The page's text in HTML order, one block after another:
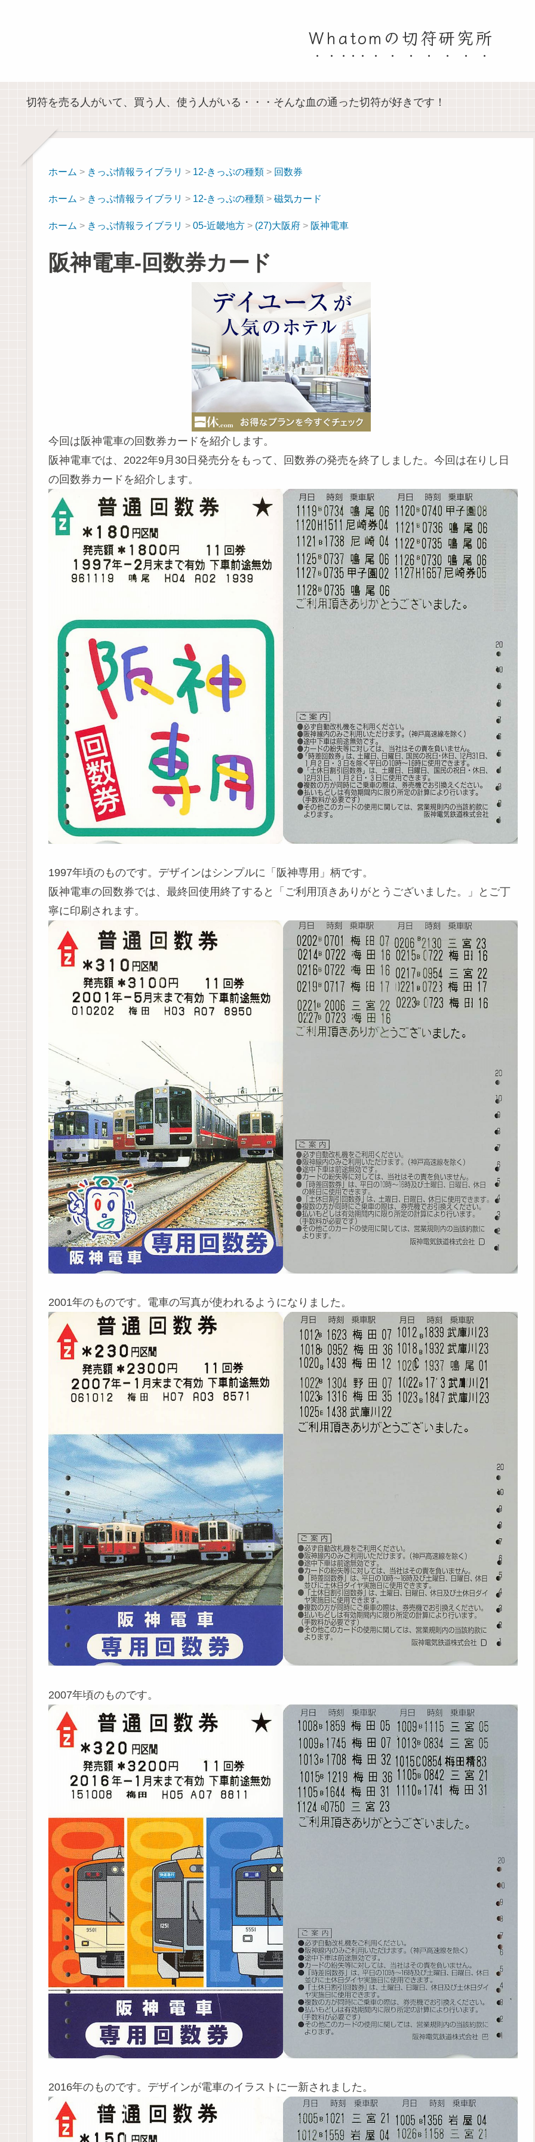
Whatomの切符研究所
切符を売る人がいて、買う人、使う人がいる・・・そんな血の通った切符が好きです！
ホーム > きっぷ情報ライブラリ > 12-きっぷの種類 > 回数券
ホーム > きっぷ情報ライブラリ > 12-きっぷの種類 > 磁気カード
ホーム > きっぷ情報ライブラリ > 05-近畿地方 > (27)大阪府 > 阪神電車
阪神電車-回数券カード
今回は阪神電車の回数券カードを紹介します。
阪神電車では、2022年9月30日発売分をもって、回数券の発売を終了しました。今回は在りし日
の回数券カードを紹介します。
1997年頃のものです。デザインはシンプルに「阪神専用」柄です。
阪神電車の回数券では、最終回使用終了すると「ご利用頂きありがとうございました。」とご丁
寧に印刷されます。
2001年のものです。電車の写真が使われるようになりました。
2007年頃のものです。
2016年のものです。デザインが電車のイラストに一新されました。